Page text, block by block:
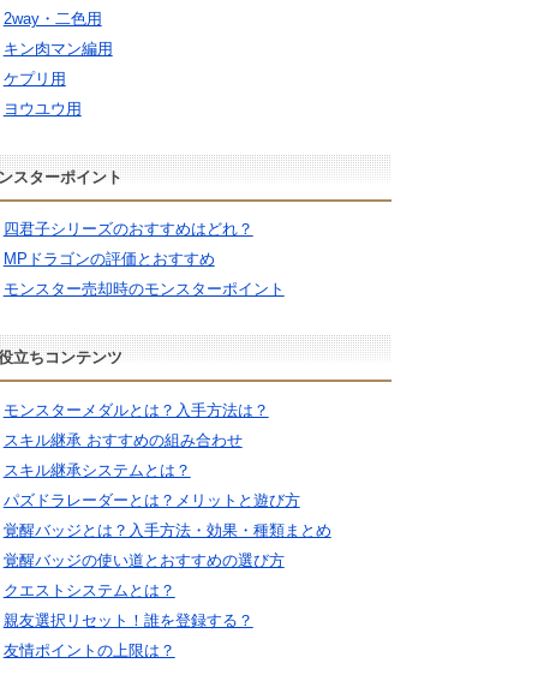
2way・二色用
キン肉マン編用
ケプリ用
ヨウユウ用
スターポイント
四君子シリーズのおすすめはどれ？
MPドラゴンの評価とおすすめ
モンスター売却時のモンスターポイント
立ちコンテンツ
モンスターメダルとは？入手方法は？
スキル継承 おすすめの組み合わせ
スキル継承システムとは？
パズドラレーダーとは？メリットと遊び方
覚醒バッジとは？入手方法・効果・種類まとめ
覚醒バッジの使い道とおすすめの選び方
クエストシステムとは？
親友選択リセット！誰を登録する？
友情ポイントの上限は？